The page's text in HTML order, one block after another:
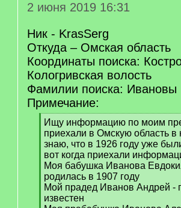
2 июня 2019 16:31
Ник - KrasSerg
Откуда – Омская область
Координаты поиска:
Кологривская волость
Фамилии поиска: Ивановы
Примечание:
[
q
]
Ищу информацию по моим
приехали в Омскую область в
знаю, что в 1926 году уже
вот когда приехали
Моя бабушка Иванова
родилась в 1907 году
Мой прадед Иванов Андрей -
известен